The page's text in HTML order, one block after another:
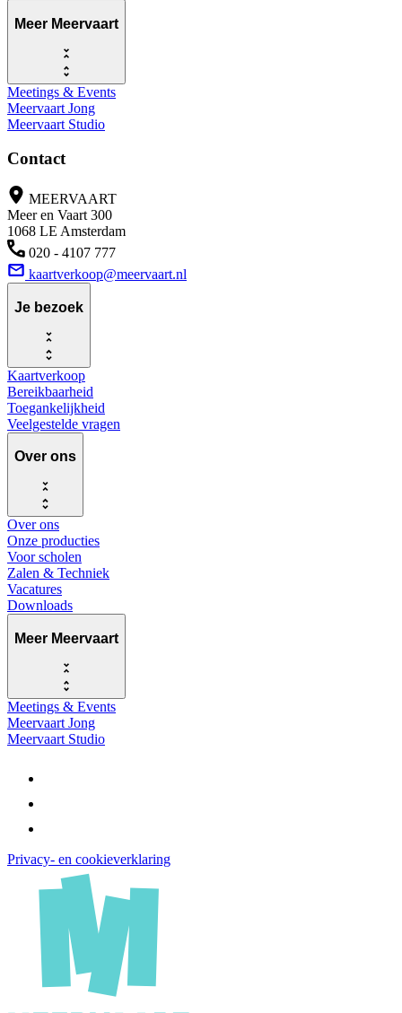
Meer Meervaart
Meetings & Events
Meervaart Jong
Meervaart Studio
Contact
MEERVAART
Meer en Vaart 300
1068 LE Amsterdam
020 - 4107 777
kaartverkoop@meervaart.nl
Je bezoek
Kaartverkoop
Bereikbaarheid
Toegankelijkheid
Veelgestelde vragen
Over ons
Over ons
Onze producties
Voor scholen
Zalen & Techniek
Vacatures
Downloads
Meer Meervaart
Meetings & Events
Meervaart Jong
Meervaart Studio
Privacy- en cookieverklaring